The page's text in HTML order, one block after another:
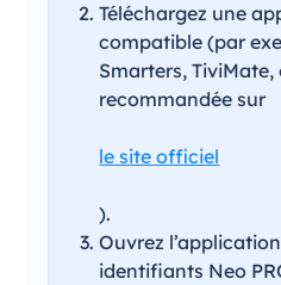
Téléchargez une
compatible (par
Smarters,
recommandée sur
le site officiel
).
Ouvrez
identifiants Neo